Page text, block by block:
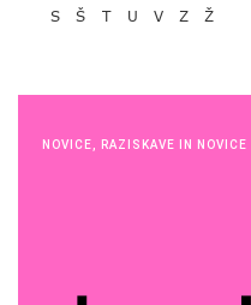
S
Š T U V Z Ž
NOVICE RAZISKAVE IN NOVICE